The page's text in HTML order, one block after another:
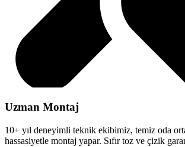
Uzman Montaj
10+ yıl deneyimli teknik ekibimiz, temiz oda
hassasiyetle montaj yapar. Sıfır toz ve çizik